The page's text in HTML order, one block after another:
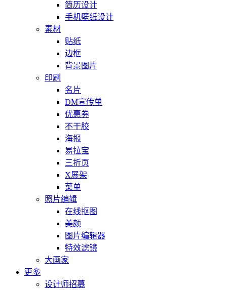
简历设计
手机壁纸设计
素材
贴纸
边框
背景图片
印刷
名片
DM宣传单
优惠券
不干胶
海报
易拉宝
三折页
X展架
菜单
照片编辑
在线抠图
美颜
图片编辑器
特效滤镜
大画家
更多
设计师招募